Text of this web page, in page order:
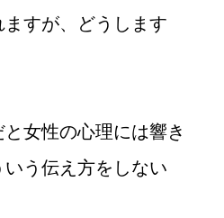
すが、どうします
と女性の心理には響き
う伝え方をしない